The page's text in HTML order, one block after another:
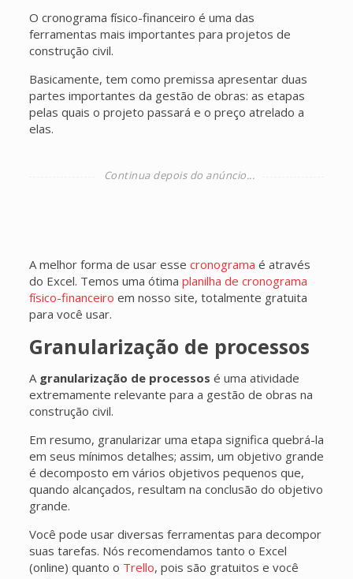
O cronograma físico-financeiro é uma das
ferramentas mais importantes para projetos de
construção civil.
Basicamente, tem como premissa apresentar duas
partes importantes da gestão de obras: as etapas
pelas quais o projeto passará e o preço atrelado a
elas.
A melhor forma de usar esse cronograma é através
do Excel. Temos uma ótima planilha de cronograma
físico-financeiro em nosso site, totalmente gratuita
para você usar.
Granularização de processos
A granularização de processos é uma atividade
extremamente relevante para a gestão de obras na
construção civil.
Em resumo, granularizar uma etapa significa quebrá-la
em seus mínimos detalhes; assim, um objetivo grande
é decomposto em vários objetivos pequenos que,
quando alcançados, resultam na conclusão do objetivo
grande.
Você pode usar diversas ferramentas para decompor
suas tarefas. Nós recomendamos tanto o Excel
(online) quanto o Trello, pois são gratuitos e você